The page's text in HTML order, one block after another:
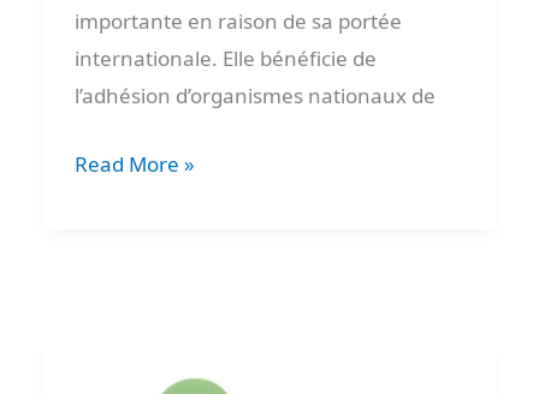
importante en raison de sa portée
internationale. Elle bénéficie de
l’adhésion d’organismes nationaux de
Read More »